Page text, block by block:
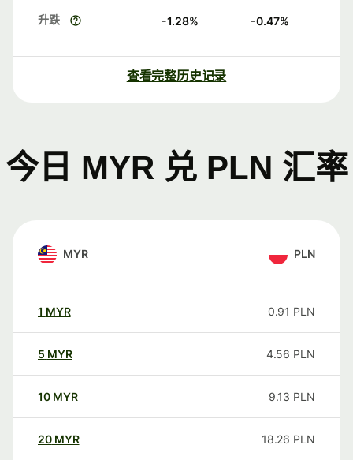
升跌 -1.28% -0.47%
查看完整历史记录
今日 MYR 兑 PLN 汇率
MYR PLN
1 MYR 0.91 PLN
5 MYR 4.56 PLN
10 MYR 9.13 PLN
20 MYR 18.26 PLN